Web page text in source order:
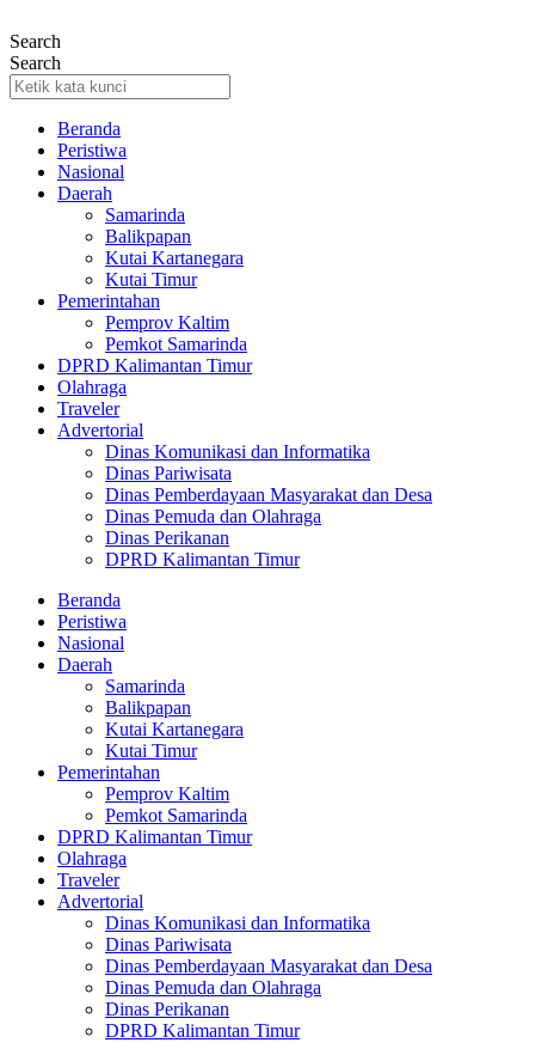
ke
konten
Search
Search
Beranda
Peristiwa
Nasional
Daerah
Samarinda
Balikpapan
Kutai Kartanegara
Kutai Timur
Pemerintahan
Pemprov Kaltim
Pemkot Samarinda
DPRD Kalimantan Timur
Olahraga
Traveler
Advertorial
Dinas Komunikasi dan Informatika
Dinas Pariwisata
Dinas Pemberdayaan Masyarakat dan Desa
Dinas Pemuda dan Olahraga
Dinas Perikanan
DPRD Kalimantan Timur
Beranda
Peristiwa
Nasional
Daerah
Samarinda
Balikpapan
Kutai Kartanegara
Kutai Timur
Pemerintahan
Pemprov Kaltim
Pemkot Samarinda
DPRD Kalimantan Timur
Olahraga
Traveler
Advertorial
Dinas Komunikasi dan Informatika
Dinas Pariwisata
Dinas Pemberdayaan Masyarakat dan Desa
Dinas Pemuda dan Olahraga
Dinas Perikanan
DPRD Kalimantan Timur